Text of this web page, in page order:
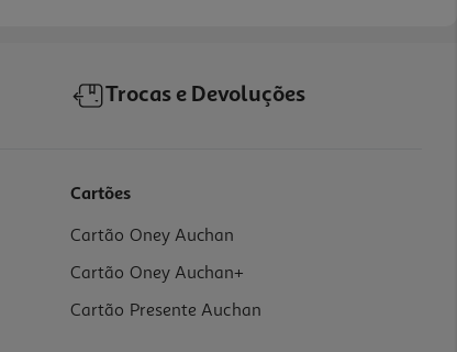
Trocas e Devoluções
Cartões
Cartão Oney Auchan
Cartão Oney Auchan+
Cartão Presente Auchan